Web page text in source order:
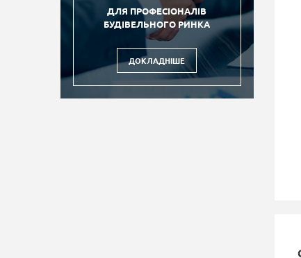
ДЛЯ ПРОФЕСІОНАЛІВ
БУДІВЕЛЬНОГО РИНКА
ДОКЛАДНІШЕ